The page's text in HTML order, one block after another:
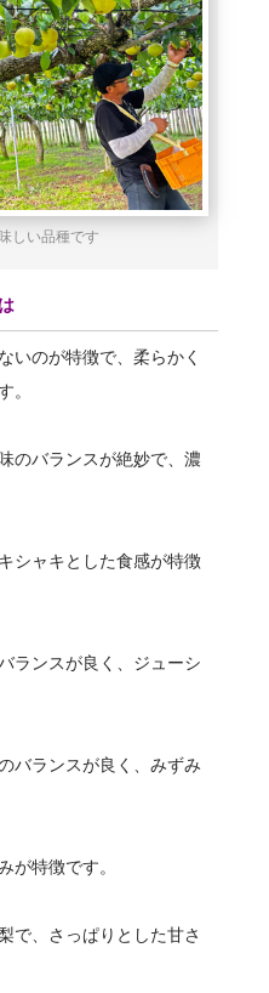
しい品種です
いのが特徴で、柔らかく
。
のバランスが絶妙で、濃
シャキとした食感が特徴
ランスが良く、ジューシ
バランスが良く、みずみ
が特徴です。
で、さっぱりとした甘さ